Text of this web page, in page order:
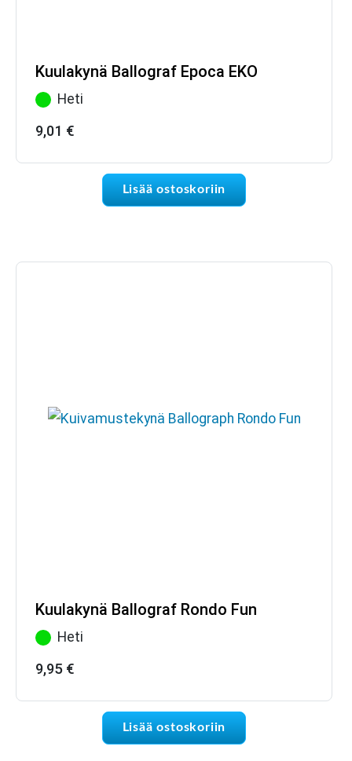
Kuulakynä Ballograf Epoca EKO
Heti
9,01 €
Lisää ostoskoriin
Kuulakynä Ballograf Rondo Fun
Heti
9,95 €
Lisää ostoskoriin